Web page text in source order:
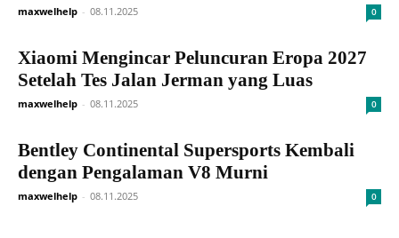
maxwelhelp - 08.11.2025 0
Xiaomi Mengincar Peluncuran Eropa 2027
Setelah Tes Jalan Jerman yang Luas
maxwelhelp - 08.11.2025 0
Bentley Continental Supersports Kembali
dengan Pengalaman V8 Murni
maxwelhelp - 08.11.2025 0